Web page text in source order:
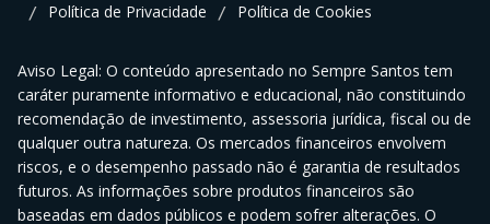
/ Política de Privacidade / Política de Cookies
Aviso Legal: O conteúdo apresentado no Sempre Santos tem
caráter puramente informativo e educacional, não constituindo
recomendação de investimento, assessoria jurídica, fiscal ou de
qualquer outra natureza. Os mercados financeiros envolvem
riscos, e o desempenho passado não é garantia de resultados
futuros. As informações sobre produtos financeiros são
baseadas em dados públicos e podem sofrer alterações. O